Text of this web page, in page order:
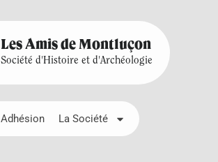
Les Amis de Montluçon
Société d'Histoire et d'Archéologie
Adhésion La Société